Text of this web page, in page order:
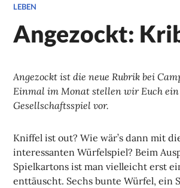
LEBEN
Angezockt:
Angezockt ist die neue Rubrik bei
Einmal im Monat stellen wir Euch ein
Gesellschaftsspiel vor.
Kniffel ist out? Wie wär’s dann mit
interessanten Würfelspiel? Beim
Spielkartons ist man vielleicht erst
enttäuscht. Sechs bunte Würfel, ein